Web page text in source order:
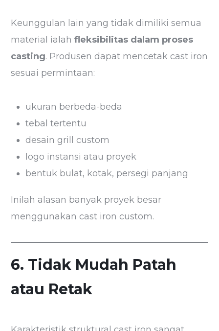
Keunggulan lain yang tidak dimiliki semua
material ialahfleksibilitas dalam proses
casting. Produsen dapat mencetak cast iron
sesuai permintaan:
ukuran berbeda-beda
tebal tertentu
desain grill custom
logo instansi atau proyek
bentuk bulat, kotak, persegi panjang
Inilah alasan banyak proyek besar
menggunakan cast iron custom.
6. Tidak Mudah Patah
atau Retak